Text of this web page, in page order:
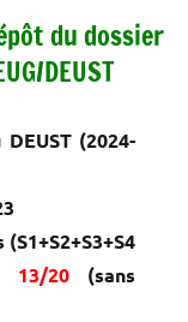
du dossier
DEUST
(2024-
13/20 (sans